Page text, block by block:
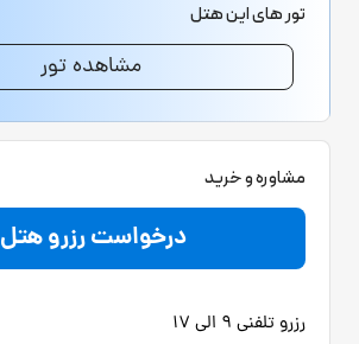
تور های این هتل
مشاهده تور
مشاوره و خرید
درخواست رزرو هتل
رزرو تلفنی 9 الی 17